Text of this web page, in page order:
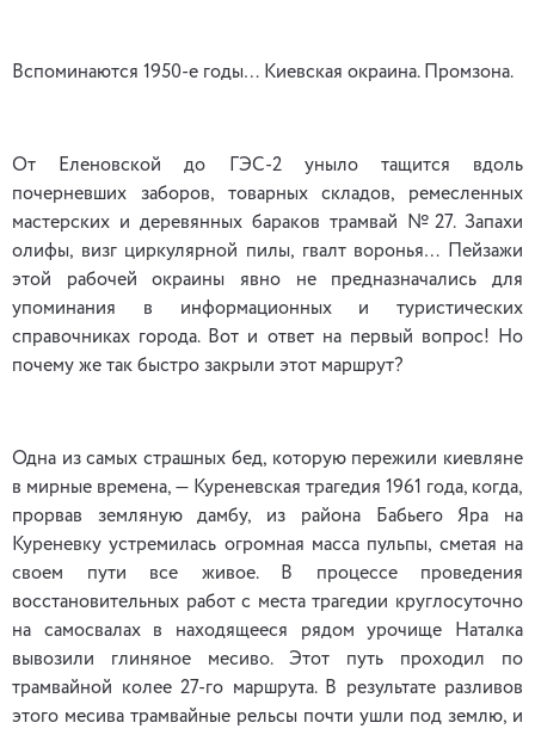
Вспоминаются 1950-е годы… Киевская окраина. Промзона.
От Еленовской до ГЭС-2 уныло тащится вдоль
почерневших заборов, товарных складов, ремесленных
мастерских и деревянных бараков трамвай №27. Запахи
олифы, визг циркулярной пилы, гвалт воронья… Пейзажи
этой рабочей окраины явно не предназначались для
упоминания в информационных и туристических
справочниках города. Вот и ответ на первый вопрос! Но
почему же так быстро закрыли этот маршрут?
Одна из самых страшных бед, которую пережили киевляне
в мирные времена, — Куреневская трагедия 1961 года, когда,
прорвав земляную дамбу, из района Бабьего Яра на
Куреневку устремилась огромная масса пульпы, сметая на
своем пути все живое. В процессе проведения
восстановительных работ с места трагедии круглосуточно
на самосвалах в находящееся рядом урочище Наталка
вывозили глиняное месиво. Этот путь проходил по
трамвайной колее 27-го маршрута. В результате разливов
этого месива трамвайные рельсы почти ушли под землю, и